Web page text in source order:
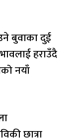
बुवाका दुई
हराउँदै
नयाँ
छात्रा